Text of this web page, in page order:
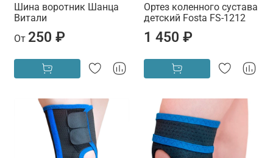
Шина воротник Шанца
Витали
От 250 ₽
Ортез коленного сустава
детский Fosta FS-1212
1 450 ₽